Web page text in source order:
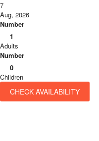
7
Aug, 2026
Number
1
Adults
Number
0
Children
CHECK AVAILABILITY